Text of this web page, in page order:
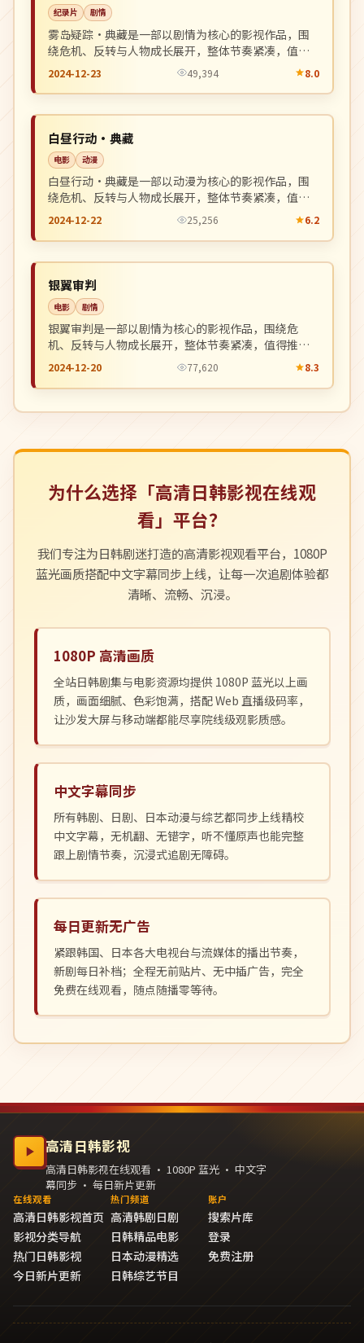
纪录片 剧情
雾岛疑踪·典藏是一部以剧情为核心的影视作品，围
绕危机、反转与人物成长展开，整体节奏紧凑，值得
推荐观看。
2024-12-23 49,394 8.0
日本
白昼行动·典藏
电影 动漫
白昼行动·典藏是一部以动漫为核心的影视作品，围
绕危机、反转与人物成长展开，整体节奏紧凑，值得
推荐观看。
2024-12-22 25,256 6.2
日本
银翼审判
电影 剧情
银翼审判是一部以剧情为核心的影视作品，围绕危
机、反转与人物成长展开，整体节奏紧凑，值得推荐
观看。
2024-12-20 77,620 8.3
为什么选择「高清日韩影视在线观
看」平台？
我们专注为日韩剧迷打造的高清影视观看平台，1080P
蓝光画质搭配中文字幕同步上线，让每一次追剧体验都
清晰、流畅、沉浸。
1080P 高清画质
全站日韩剧集与电影资源均提供 1080P 蓝光以上画
质，画面细腻、色彩饱满，搭配 Web 直播级码率，
让沙发大屏与移动端都能尽享院线级观影质感。
中文字幕同步
所有韩剧、日剧、日本动漫与综艺都同步上线精校
中文字幕，无机翻、无错字，听不懂原声也能完整
跟上剧情节奏，沉浸式追剧无障碍。
每日更新无广告
紧跟韩国、日本各大电视台与流媒体的播出节奏，
新剧每日补档；全程无前贴片、无中插广告，完全
免费在线观看，随点随播零等待。
高清日韩影视
高清日韩影视在线观看 · 1080P 蓝光 · 中文字
幕同步 · 每日新片更新
在线观看
高清日韩影视首页
影视分类导航
热门日韩影视
今日新片更新
热门频道
高清韩剧日剧
日韩精品电影
日本动漫精选
日韩综艺节目
账户
搜索片库
登录
免费注册